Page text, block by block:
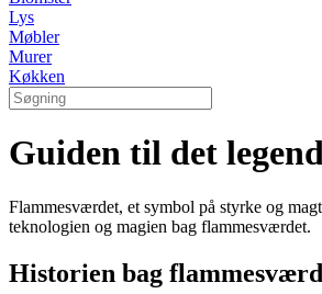
Lys
Møbler
Murer
Køkken
Guiden til det
Flammesværdet, et symbol på styrke og
teknologien og magien bag flammesværdet.
Historien bag